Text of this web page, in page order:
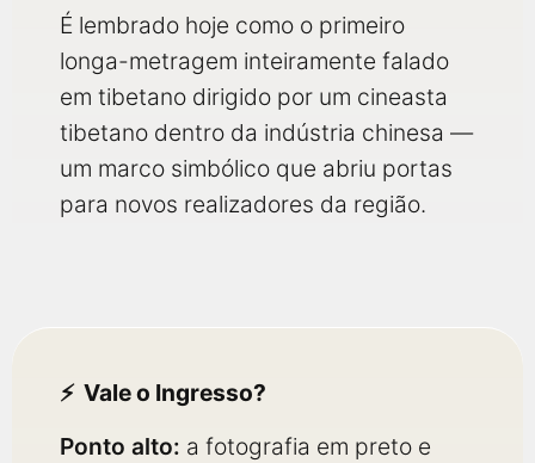
É lembrado hoje como o primeiro
longa-metragem inteiramente falado
em tibetano dirigido por um cineasta
tibetano dentro da indústria chinesa —
um marco simbólico que abriu portas
para novos realizadores da região.
Vale o Ingresso?
Ponto alto: a fotografia em preto e